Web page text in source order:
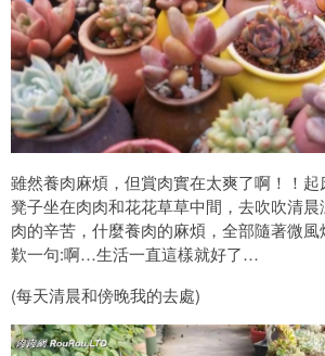
雖然養肉麻煩，但賞肉實在太爽了啊！！
凳子坐在肉肉和花花草草中間，去吹吹清
肉的辛苦，什麼養肉的麻煩，全部隨著微
歎一句:啊…生活一直這樣就好了…
(每天清晨和傍晚我的去處)